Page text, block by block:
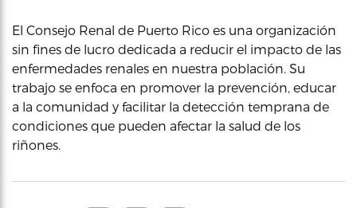
El Consejo Renal de Puerto Rico es una organización
sin fines de lucro dedicada a reducir el impacto de las
enfermedades renales en nuestra población. Su
trabajo se enfoca en promover la prevención, educar
a la comunidad y facilitar la detección temprana de
condiciones que pueden afectar la salud de los
riñones.